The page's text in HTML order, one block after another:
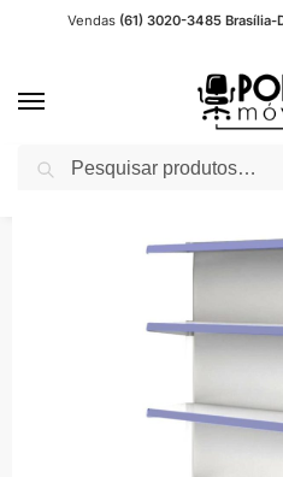
Vendas (61) 3020-3485 Brasília-
Início Gôndolas de Aço / Central